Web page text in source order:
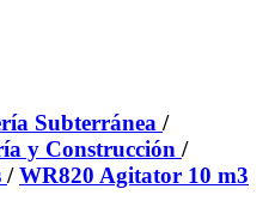
Subterránea /
y Construcción /
/WR820 Agitator 10 m3